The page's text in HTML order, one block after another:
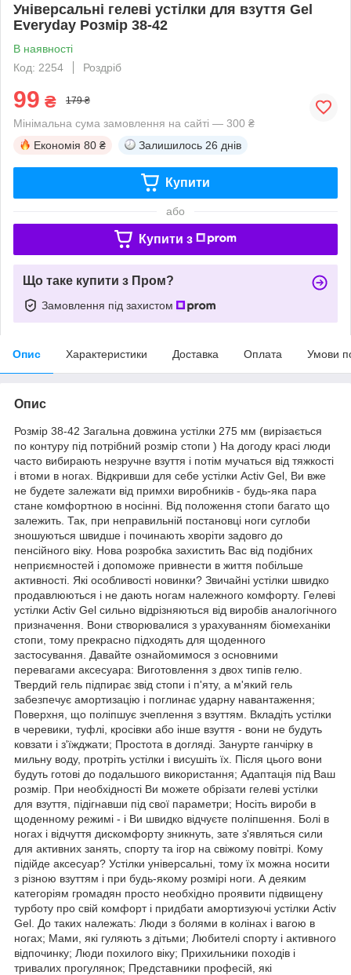
Універсальні гелеві устілки для взуття Gel
Everyday Розмір 38-42
В наявності
Код: 2254
Роздріб
99 ₴ 179 ₴
Мінімальна сума замовлення на сайті — 300 ₴
Економія 80 ₴ Залишилось 26 днів
Купити
або
Купити з
Що таке купити з Пром?
Замовлення під захистом
Опис Характеристики Доставка Оплата Умови
Опис
Розмір 38-42 Загальна довжина устілки 275 мм (вирізається
по контуру під потрібний розмір стопи ) На догоду красі люди
часто вибирають незручне взуття і потім мучаться від тяжкості
і втоми в ногах. Відкривши для себе устілки Activ Gel, Ви вже
не будете залежати від примхи виробників - будь-яка пара
стане комфортною в носінні. Від положення стопи багато що
залежить. Так, при неправильній постановці ноги суглоби
зношуються швидше і починають хворіти задовго до
пенсійного віку. Нова розробка захистить Вас від подібних
неприємностей і допоможе привнести в життя побільше
активності. Які особливості новинки? Звичайні устілки швидко
продавлюються і не дають ногам належного комфорту. Гелеві
устілки Activ Gel сильно відрізняються від виробів аналогічного
призначення. Вони створювалися з урахуванням біомеханіки
стопи, тому прекрасно підходять для щоденного
застосування. Давайте ознайомимося з основними
перевагами аксесуара: Виготовлення з двох типів гелю.
Твердий гель підпирає звід стопи і п'яту, а м'який гель
забезпечує амортизацію і поглинає ударну навантаження;
Поверхня, що поліпшує зчеплення з взуттям. Вкладіть устілки
в черевики, туфлі, кросівки або інше взуття - вони не будуть
ковзати і з'їжджати; Простота в догляді. Занурте ганчірку в
мильну воду, протріть устілки і висушіть їх. Після цього вони
будуть готові до подальшого використання; Адаптація під Ваш
розмір. При необхідності Ви можете обрізати гелеві устілки
для взуття, підігнавши під свої параметри; Носіть вироби в
щоденному режимі - і Ви швидко відчуєте поліпшення. Болі в
ногах і відчуття дискомфорту зникнуть, зате з'являться сили
для активних занять, спорту та ігор на свіжому повітрі. Кому
підійде аксесуар? Устілки універсальні, тому їх можна носити
з різною взуттям і при будь-якому розмірі ноги. А деяким
категоріям громадян просто необхідно проявити підвищену
турботу про свій комфорт і придбати амортизуючі устілки Activ
Gel. До таких належать: Люди з болями в колінах і вагою в
ногах; Мами, які гуляють з дітьми; Любителі спорту і активного
відпочинку; Люди похилого віку; Прихильники походів і
тривалих прогулянок; Представники професій, які